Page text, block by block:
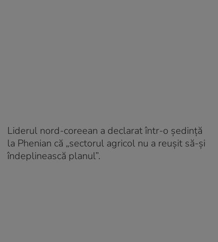
Liderul nord-coreean a declarat într-o ședință
la Phenian că „sectorul agricol nu a reușit să-și
îndeplinească planul”.